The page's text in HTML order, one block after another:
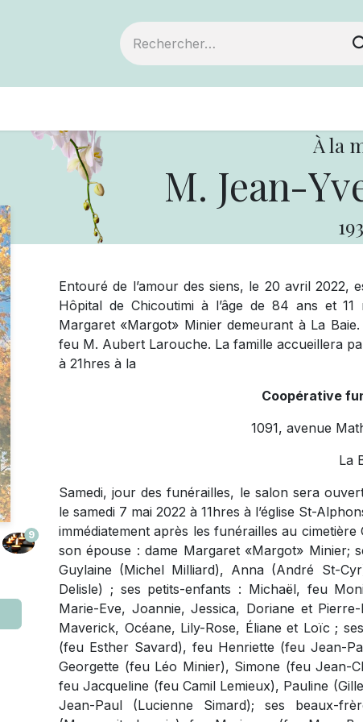
À la
M. Jean-
9
Entouré de l’amour des siens, le 20 avril 2022,
Hôpital de Chicoutimi à l’âge de 84 ans et
Margaret «Margot» Minier demeurant à La
feu M. Aubert Larouche. La famille accueillera
à 21hres à la
Coopérative
1091, avenue
La
Samedi, jour des funérailles, le salon sera
le samedi 7 mai 2022 à 11hres à l’église St-
immédiatement après les funérailles au
son épouse : dame Margaret «Margot» Minier;
Guylaine (Michel Milliard), Anna (André St-
Delisle) ; ses petits-enfants : Michaël, feu
Marie-Eve, Joannie, Jessica, Doriane et
Maverick, Océane, Lily-Rose, Éliane et Loïc ;
(feu Esther Savard), feu Henriette (feu Jean-
Georgette (feu Léo Minier), Simone (feu Jean-
feu Jacqueline (feu Camil Lemieux), Pauline
Jean-Paul (Lucienne Simard); ses beaux-